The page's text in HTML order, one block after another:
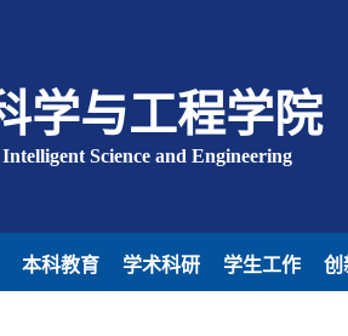
学与工程学院
Science and Engineering
本科教育 学术科研 学生工作 创